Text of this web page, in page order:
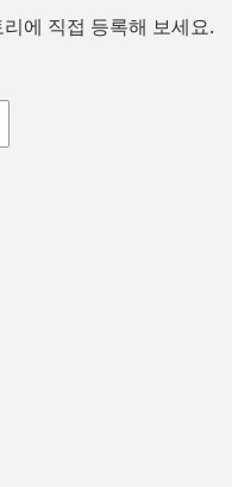
에 직접 등록해 보세요.